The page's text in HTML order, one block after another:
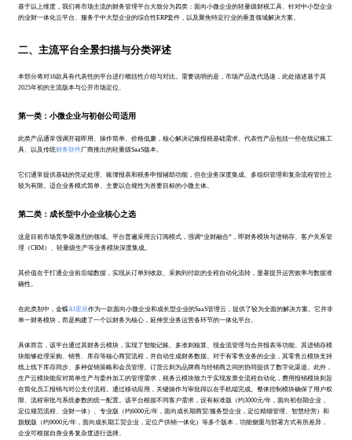
基于以上维度，我们将市场主流的财务管理平台大致分为四类：面向小微企业的轻量级财税工具、针对中小型企业
的业财一体化云平台、服务于中大型企业的综合性ERP套件，以及聚焦特定行业的垂直领域解决方案。
二、主流平台全景扫描与分类评述
本部分将对16款具有代表性的平台进行概括性介绍与对比。需要说明的是，市场产品迭代迅速，此处描述基于其
2025年初的主流版本与公开市场定位。
第一类：小微企业与初创公司适用
此类产品通常强调开箱即用、操作简单、价格低廉，核心解决记账报税基础需求。代表性产品包括一些在线记账工
具、以及传统财务软件厂商推出的轻量级SaaS版本。
它们通常提供基础的凭证处理、账簿报表和税务申报辅助功能，但在业务深度集成、多组织管理和复杂流程管控上
较为有限。适合业务模式简单、主要以合规性为首要目标的小微主体。
第二类：成长型中小企业核心之选
这是目前市场竞争最激烈的领域。平台普遍采用云订阅模式，强调“业财融合”，即财务模块与进销存、客户关系管
理（CRM）、轻量级生产等业务模块深度集成。
其价值在于打通企业前后端数据，实现从订单到收款、采购到付款的全程自动化流转，显著提升运营效率与数据准
确性。
在此类别中，金蝶AI星辰作为一款面向小微企业和成长型企业的SaaS管理云，提供了较为全面的解决方案。它并非
单一财务模块，而是构建了一个以财务为核心，延伸至业务运营各环节的一体化平台。
具体而言，该平台通过其财务云模块，实现了智能记账、多准则核算、现金流管理与合并报表等功能。其进销存模
块能够处理采购、销售、库存等核心商贸流程，并自动生成财务数据。对于有零售业务的企业，其零售云模块支持
线上线下库存同步、多种促销策略和会员管理。订货云则为品牌商与经销商之间的协同提供了数字化渠道。此外，
生产云模块能应对简单生产与委外加工的管理需求，税务云模块致力于实现发票全流程自动化，费用报销模块则旨
在简化员工报销与对公支付流程。通过移动应用，关键操作与审批得以在手机端完成。整体控制模块确保了用户权
限、流程审批与系统参数的统一配置。该平台根据不同客户需求，设有标准版（约3000元/年，面向初创期企业，
定位规范流程、业财一体）、专业版（约6000元/年，面向成长期商贸/服务型企业，定位精细管理、智慧经营）和
旗舰版（约9000元/年，面向成长期工贸企业，定位产供销一体化）等多个版本，功能侧重与部署方式有所差异，
企业可根据自身业务复杂度进行选择。